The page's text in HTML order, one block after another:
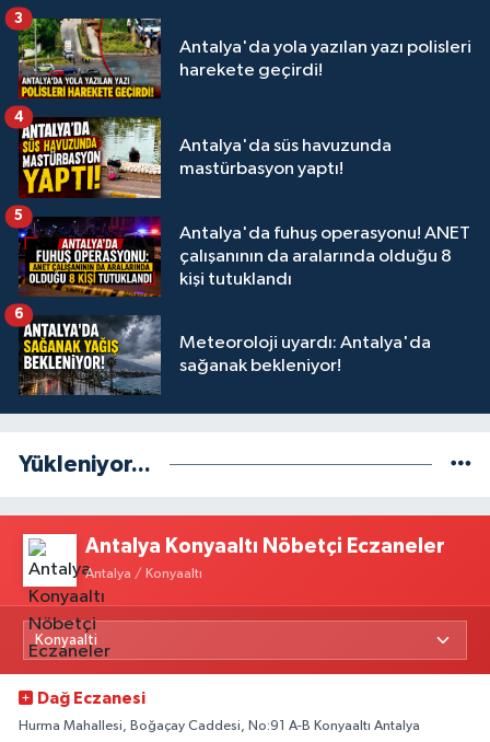
Antalya'da yola yazılan yazı polisleri
harekete geçirdi!
3
Antalya'da süs havuzunda
mastürbasyon yaptı!
4
Antalya'da fuhuş operasyonu! ANET
çalışanının da aralarında olduğu 8
kişi tutuklandı
5
Meteoroloji uyardı: Antalya'da
sağanak bekleniyor!
6
Yükleniyor...
Antalya Konyaaltı Nöbetçi Eczaneler
Antalya / Konyaaltı
Dağ Eczanesi
Hurma Mahallesi, Boğaçay Caddesi, No:91 A-B Konyaaltı Antalya